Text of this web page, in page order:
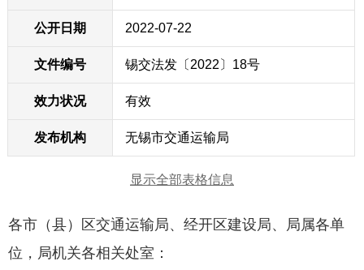
公开日期 2022-07-22
文件编号 锡交法发〔2022〕18号
效力状况 有效
发布机构 无锡市交通运输局
显示全部表格信息
各市（县）区交通运输局、经开区建设局、局属各单
位，局机关各相关处室：